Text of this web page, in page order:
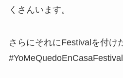
くさんいます。
さらにそれにFestivalを付け